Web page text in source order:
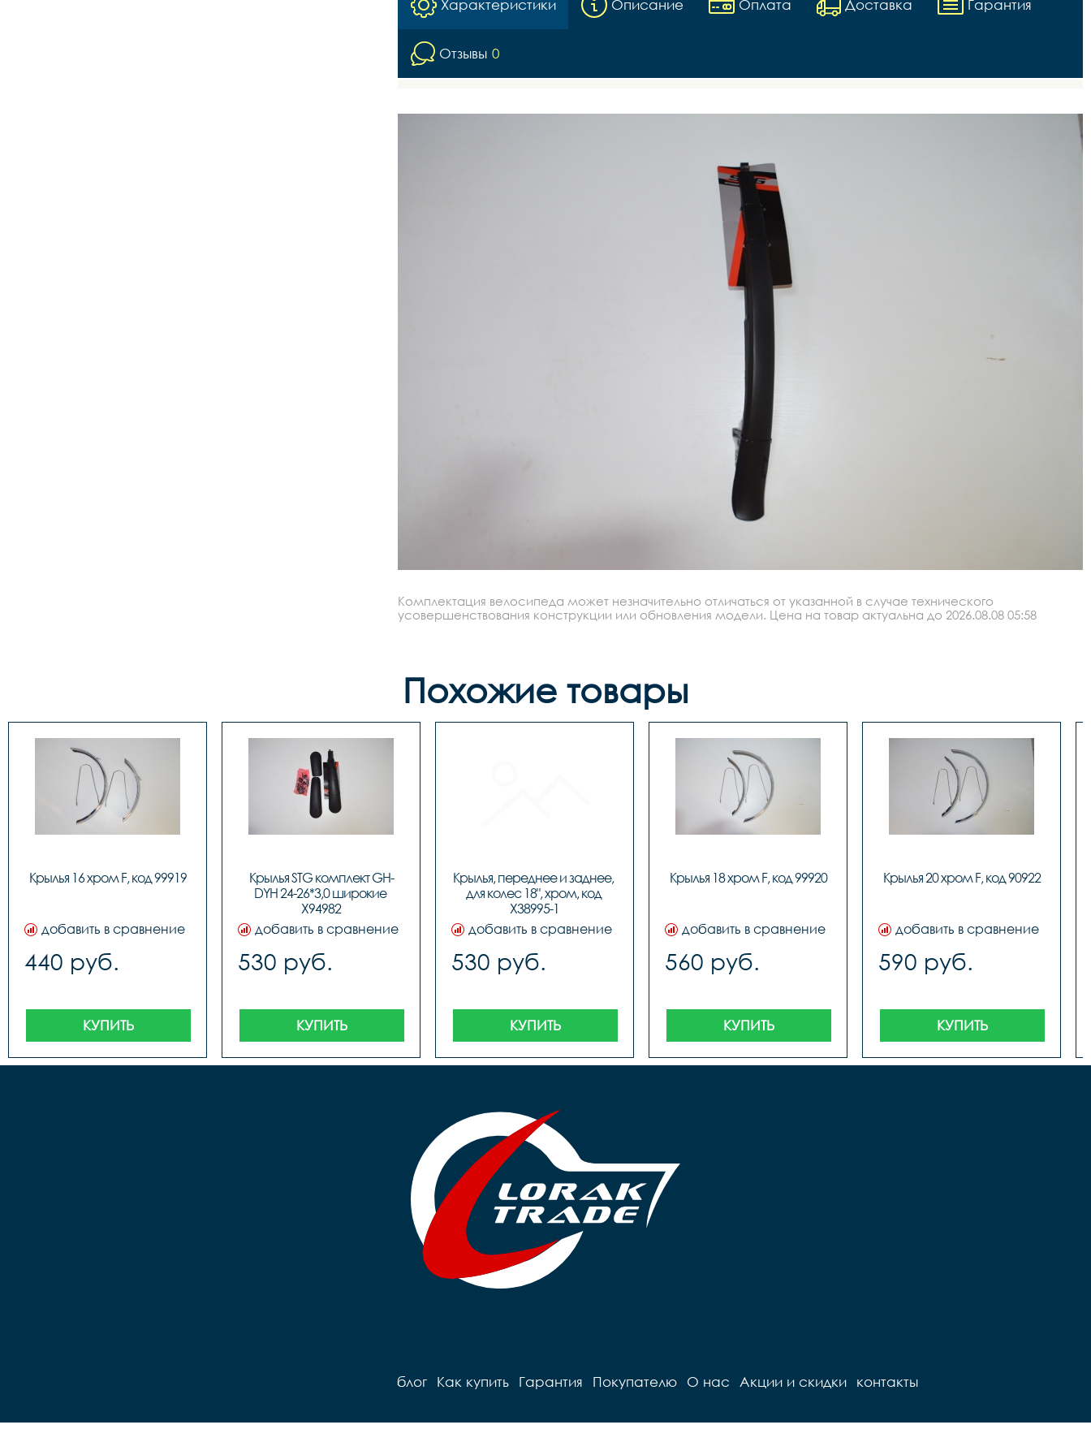
Характеристики Описание Оплата Доставка Гарантия
Отзывы 0
Комплектация велосипеда может незначительно отличаться от указанной в случае технического
усовершенствования конструкции или обновления модели. Цена на товар актуальна до 2026.08.08 05:58
Похожие товары
Крылья 16 хром F, код 99919
добавить в сравнение
440 руб.
КУПИТЬ
Крылья STG комплект GH-
DYH 24-26*3,0 широкие
X94982
добавить в сравнение
530 руб.
КУПИТЬ
Крылья, переднее и заднее,
для колес 18", хром, код
Х38995-1
добавить в сравнение
530 руб.
КУПИТЬ
Крылья 18 хром F, код 99920
добавить в сравнение
560 руб.
КУПИТЬ
Крылья 20 хром F, код 90922
добавить в сравнение
590 руб.
КУПИТЬ
блог Как купить Гарантия Покупателю О нас Акции и скидки контакты